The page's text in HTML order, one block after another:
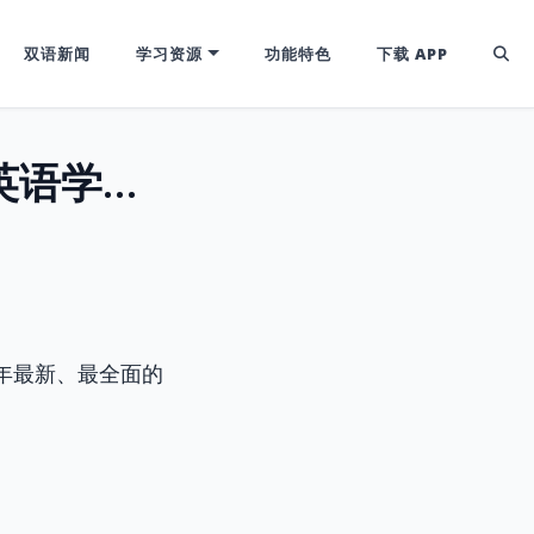
双语新闻 学习资源 功能特色 下载 APP
如何快速学好英语？2025年最全面的英语学习指南
最新、最全面的